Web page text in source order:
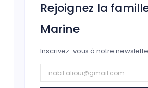
Rejoignez la
Marine
Inscrivez-vous à notre